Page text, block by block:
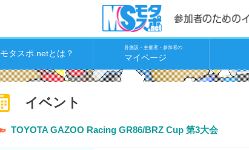
モタスポ.netとは？
各施設・主催者・参加者の
マイページ
イベント
TOYOTA GAZOO Racing GR86/BRZ Cup 第3大会